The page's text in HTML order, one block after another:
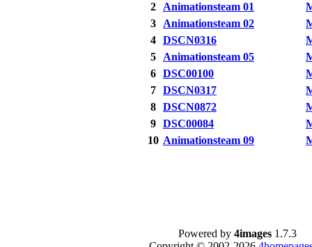
2
Animationsteam 01
3
Animationsteam 02
4 DSCN0316
5
Animationsteam 05
6 DSC00100
7 DSCN0317
8 DSCN0872
9 DSC00084
10 Animationsteam 09
Powered by 4images 1.7.3